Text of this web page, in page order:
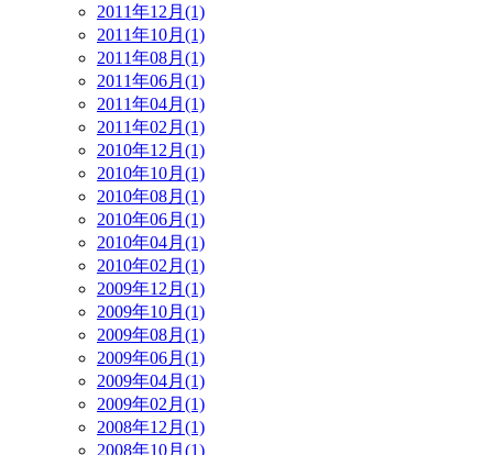
2011年12月(1)
2011年10月(1)
2011年08月(1)
2011年06月(1)
2011年04月(1)
2011年02月(1)
2010年12月(1)
2010年10月(1)
2010年08月(1)
2010年06月(1)
2010年04月(1)
2010年02月(1)
2009年12月(1)
2009年10月(1)
2009年08月(1)
2009年06月(1)
2009年04月(1)
2009年02月(1)
2008年12月(1)
2008年10月(1)